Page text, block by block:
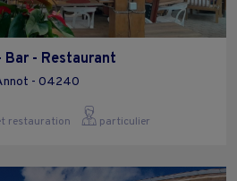
Bar - Restaurant
- 04240
restauration particulier